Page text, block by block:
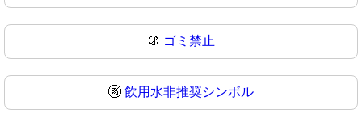
🚯 ゴミ禁止
🚱 飲用水非推奨シンボル